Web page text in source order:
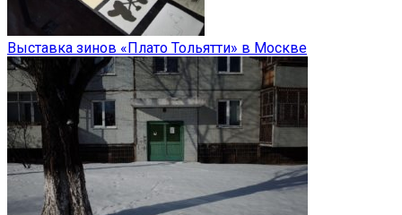
Выставка зинов «Плато Тольятти» в Москве